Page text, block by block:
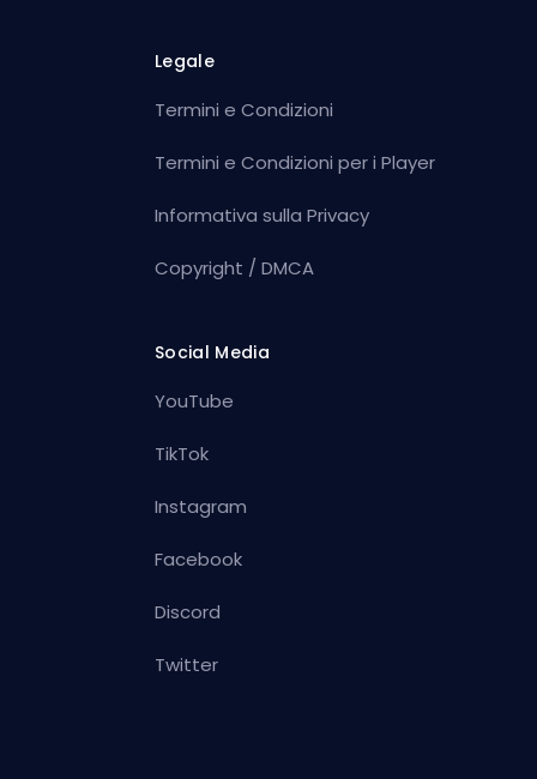
Legale
Termini e Condizioni
Termini e Condizioni per i Player
Informativa sulla Privacy
Copyright / DMCA
Social Media
YouTube
TikTok
Instagram
Facebook
Discord
Twitter